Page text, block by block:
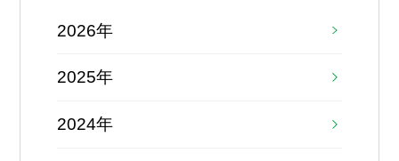
2026年
2025年
2024年